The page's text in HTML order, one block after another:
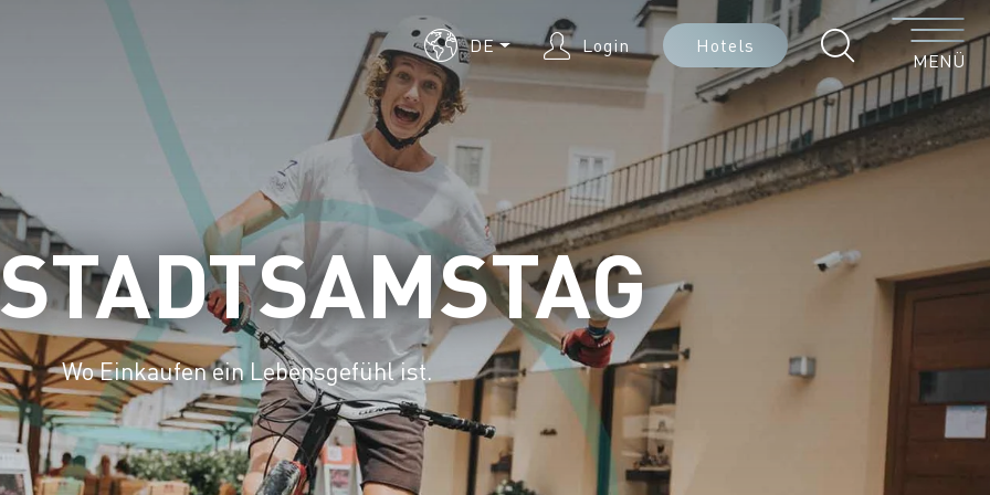
DE Login Hotels
Menü
MENÜ
Wo Einkaufen ein Lebensgefühl ist.